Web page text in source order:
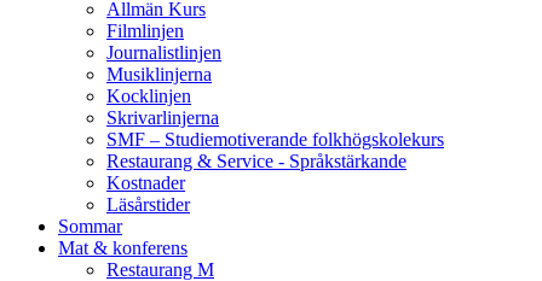
Allmän Kurs
Filmlinjen
Journalistlinjen
Musiklinjerna
Kocklinjen
Skrivarlinjerna
SMF – Studiemotiverande folkhögskolekurs
Restaurang & Service - Språkstärkande
Kostnader
Läsårstider
Sommar
Mat & konferens
Restaurang M